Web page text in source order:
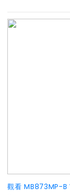
觀看 MB873MP-B